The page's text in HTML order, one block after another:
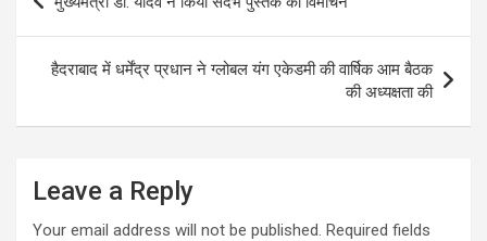
navigation
हैदराबाद में धर्मेंद्र प्रधान ने ग्लोबल यंग एकेडमी की वार्षिक आम बैठक
की अध्यक्षता की
Leave a Reply
Your email address will not be published. Required fields